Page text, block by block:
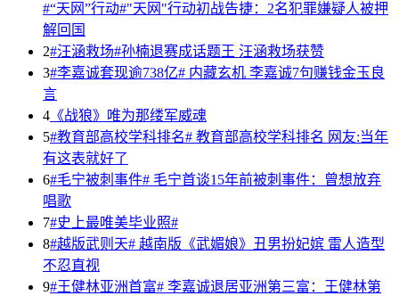
#“天网”行动#"天网"行动初战告捷：2名犯罪嫌疑人被押
解回国
2#汪涵救场#孙楠退赛成话题王 汪涵救场获赞
3#李嘉诚套现逾738亿# 内藏玄机 李嘉诚7句赚钱金玉良
言
4 《战狼》唯为那缕军威魂
5#教育部高校学科排名# 教育部高校学科排名 网友:当年
有这表就好了
6#毛宁被刺事件# 毛宁首谈15年前被刺事件：曾想放弃
唱歌
7#史上最唯美毕业照#
8#越版武则天# 越南版《武媚娘》丑男扮妃嫔 雷人造型
不忍直视
9#王健林亚洲首富# 李嘉诚退居亚洲第三富：王健林第